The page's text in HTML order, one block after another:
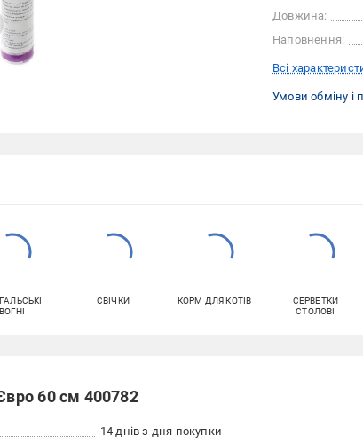
Довжина:
Наповнення:
Всі
Умови обміну і
ВОГНІ
СВІЧКИ КОРМ ДЛЯ КОТІВ
СЕРВЕТКИ
СТОЛОВІ
60 см 400782
14 днів з дня покупки